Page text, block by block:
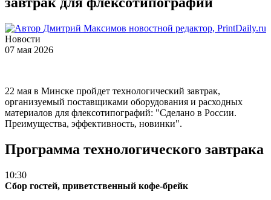
Дмитрий Максимов новостной редактор, PrintDaily.ru
Новости
07 мая 2026
22 мая в Минске пройдет технологический завтрак,
организуемый поставщиками оборудования и расходных
материалов для флексотипографий: "Сделано в России.
Преимущества, эффективность, новинки".
Программа технологического завтрака
10:30
Сбор гостей, приветственный кофе-брейк